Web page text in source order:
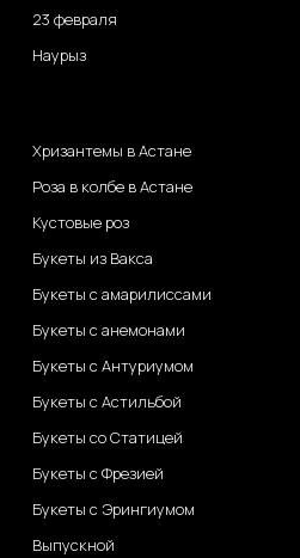
23 февраля
Наурыз
Хризантемы в Астане
Роза в колбе в Астане
Кустовые роз
Букеты из Вакса
Букеты с амарилиссами
Букеты с анемонами
Букеты с Антуриумом
Букеты с Астильбой
Букеты со Статицей
Букеты с Фрезией
Букеты с Эрингиумом
Выпускной